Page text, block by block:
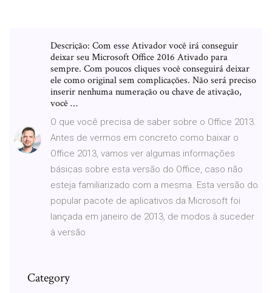
Descrição: Com esse Ativador você irá conseguir
deixar seu Microsoft Office 2016 Ativado para
sempre. Com poucos cliques você conseguirá deixar
ele como original sem complicações. Não será preciso
inserir nenhuma numeração ou chave de ativação,
você …
O que você precisa de saber sobre o Office 2013.
Antes de vermos em concreto como baixar o
Office 2013, vamos ver algumas informações
básicas sobre esta versão do Office, caso não
esteja familiarizado com a mesma. Esta versão do
popular pacote de aplicativos da Microsoft foi
lançada em janeiro de 2013, de modos à suceder
à versão
Category